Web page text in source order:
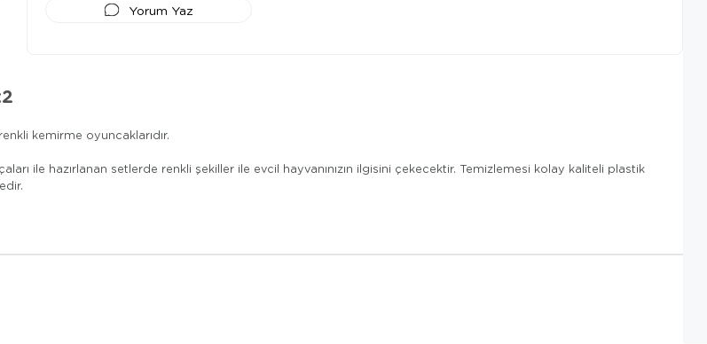
Yorum Yaz
kemirme oyuncaklarıdır.
ile hazırlanan setlerde renkli şekiller ile evcil hayvanınızın ilgisini çekecektir. Temizlemesi kolay kaliteli plastik